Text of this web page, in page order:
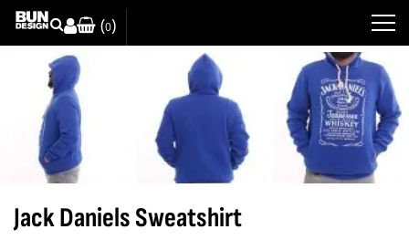
(0)
Jack Daniels Sweatshirt